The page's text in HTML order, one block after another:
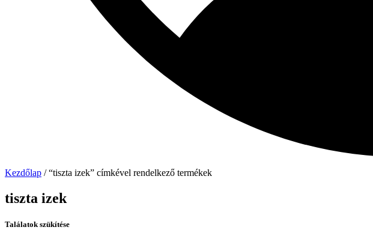
Kezdőlap / “tiszta izek” címkével rendelkező termékek
tiszta izek
Találatok szükítése